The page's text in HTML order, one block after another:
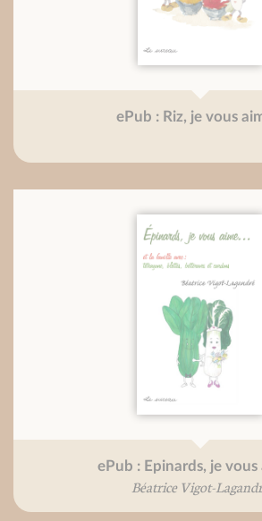
ePub : Riz, je vous
ePub : Epinards, je vous
Béatrice Vigot-